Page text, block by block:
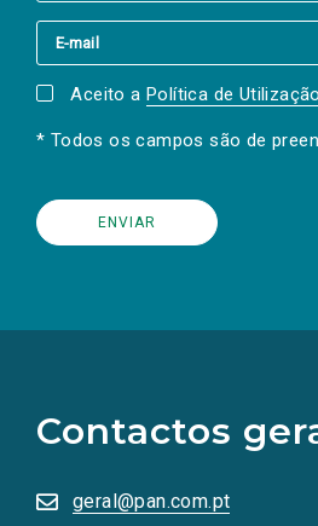
Aceito a Política de
* Todos os campos são de
Contactos
geral@pan.com.pt
redes
sociais
numa
nova